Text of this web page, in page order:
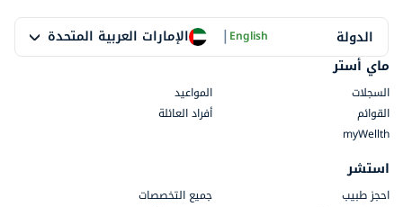
الدولة الإمارات العربية المتحدة |English
ماي أستر
السجلات
المواعيد
القوائم
أفراد العائلة
myWellth
استشر
احجز طبيب
جميع التخصصات